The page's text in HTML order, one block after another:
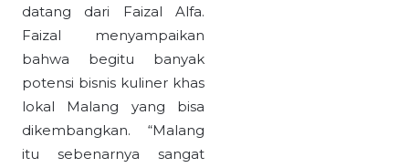
datang dari Faizal Alfa.
Faizal menyampaikan
bahwa begitu banyak
potensi bisnis kuliner khas
lokal Malang yang bisa
dikembangkan. “Malang
itu sebenarnya sangat